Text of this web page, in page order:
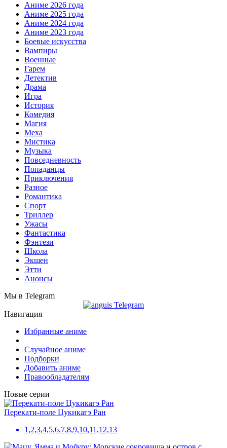
Аниме 2026 года
Аниме 2025 года
Аниме 2024 года
Аниме 2023 года
Боевые искусства
Вампиры
Военные
Гарем
Детектив
Драма
Игра
История
Комедия
Магия
Меха
Мистика
Музыка
Повседневность
Попаданцы
Приключения
Разное
Романтика
Спорт
Триллер
Ужасы
Фантастика
Фэнтези
Школа
Экшен
Этти
Анонсы
Мы в Telegram
Навигация
Избранные аниме
Случайное аниме
Подборки
Добавить аниме
Правообладателям
Новые серии
Перекати-поле Цукикагэ Ран
1,2,3,4,5,6,7,8,9,10,11,12,13